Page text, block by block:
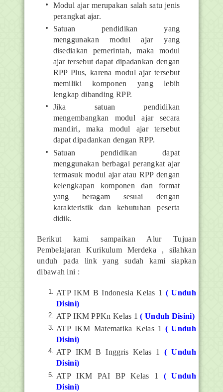
Modul ajar merupakan salah satu jenis
perangkat ajar.
Satuan pendidikan yang
menggunakan modul ajar yang
disediakan pemerintah, maka modul
ajar tersebut dapat dipadankan dengan
RPP Plus, karena modul ajar tersebut
memiliki komponen yang lebih
lengkap dibanding RPP.
Jika satuan pendidikan
mengembangkan modul ajar secara
mandiri, maka modul ajar tersebut
dapat dipadankan dengan RPP.
Satuan pendidikan dapat
menggunakan berbagai perangkat ajar
termasuk modul ajar atau RPP dengan
kelengkapan komponen dan format
yang beragam sesuai dengan
karakteristik dan kebutuhan peserta
didik.
Berikut kami sampaikan Alur Tujuan
Pembelajaran Kurikulum Merdeka , silahkan
unduh pada link yang sudah kami siapkan
dibawah ini :
ATP IKM B Indonesia Kelas 1 ( Unduh
Disini)
ATP IKM PPKn Kelas 1( Unduh Disini)
ATP IKM Matematika Kelas 1( Unduh
Disini)
ATP IKM B Inggris Kelas 1( Unduh
Disini)
ATP IKM PAI BP Kelas 1 ( Unduh
Disini)